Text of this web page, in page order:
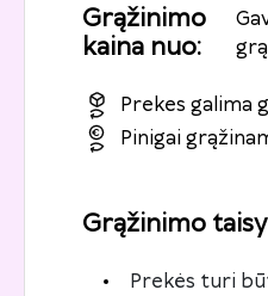
Grąžinimo
kaina nuo:
Prekes galima
Pinigai
Grąžinimo
Prekės turi